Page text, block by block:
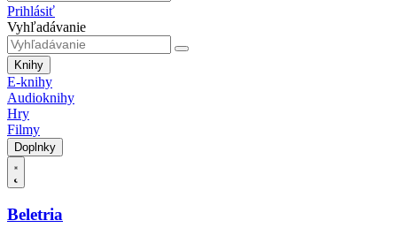
Prihlásiť
Vyhľadávanie
Knihy
E-knihy
Audioknihy
Hry
Filmy
Doplnky
Beletria